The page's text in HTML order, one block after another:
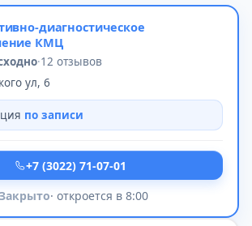
диагностическое
КМЦ
·12 отзывов
ул, 6
по записи
+7 (3022) 71-07-01
· откроется в 8:00